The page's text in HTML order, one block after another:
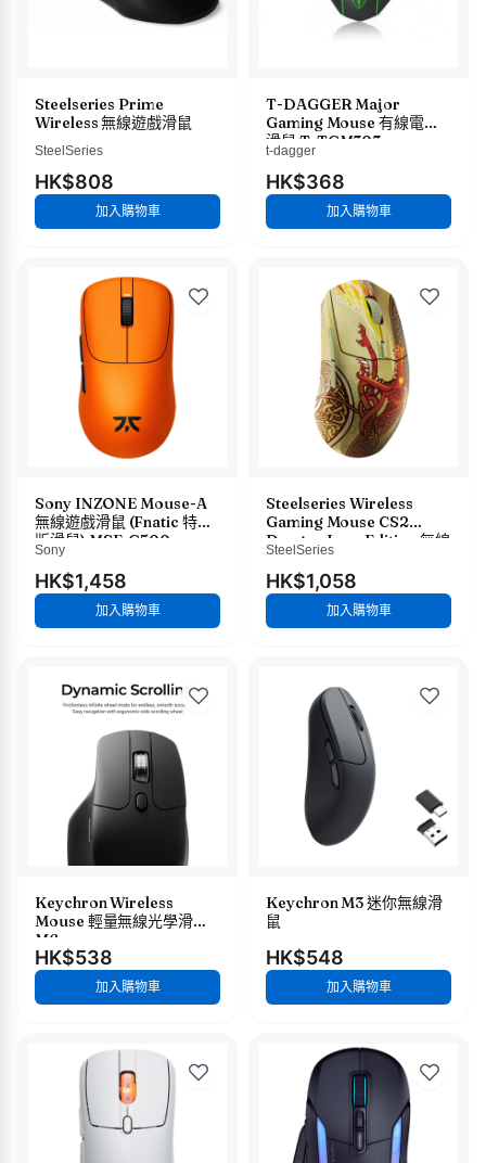
Steelseries Prime
Wireless 無線遊戲滑鼠
SteelSeries
HK$808
加入購物車
T-DAGGER Major
Gaming Mouse 有線電競
滑鼠 T-TGM303
t-dagger
HK$368
加入購物車
Sony INZONE Mouse-A
無線遊戲滑鼠 (Fnatic 特別
版滑鼠) MSE-G500
Sony
HK$1,458
加入購物車
Steelseries Wireless
Gaming Mouse CS2
Dragon Lore Edition 無線
電競滑鼠
SteelSeries
HK$1,058
加入購物車
Keychron Wireless
Mouse 輕量無線光學滑鼠
M6
HK$538
加入購物車
Keychron M3 迷你無線滑
鼠
HK$548
加入購物車